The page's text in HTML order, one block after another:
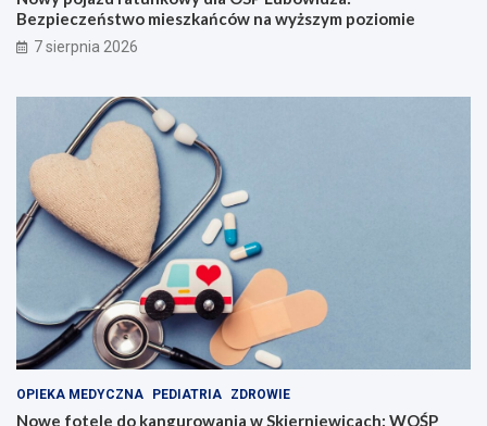
Bezpieczeństwo mieszkańców na wyższym poziomie
7 sierpnia 2026
OPIEKA MEDYCZNA PEDIATRIA ZDROWIE
Nowe fotele do kangurowania w Skierniewicach: WOŚP